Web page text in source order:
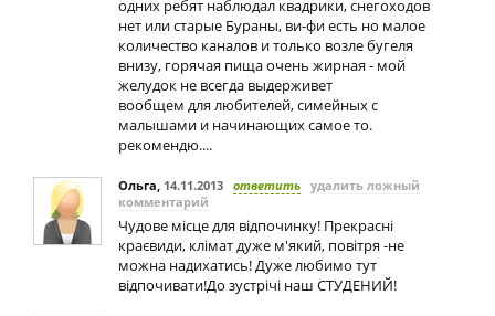
одних ребят наблюдал квадрики, снегоходов
нет или старые Бураны, ви-фи есть но малое
количество каналов и только возле бугеля
внизу, горячая пища очень жирная - мой
желудок не всегда выдерживет
вообщем для любителей, симейных с
малышами и начинающих самое то.
рекомендю....
Ольга, 14.11.2013 ответить удалить ложный
комментарий
Чудове місце для відпочинку! Прекрасні
краєвиди, клімат дуже м'який, повітря -не
можна надихатись! Дуже любимо тут
відпочивати!До зустрічі наш СТУДЕНИЙ!